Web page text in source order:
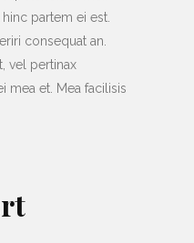
partem ei est.
consequat an.
vel pertinax
mea et. Mea facilisis